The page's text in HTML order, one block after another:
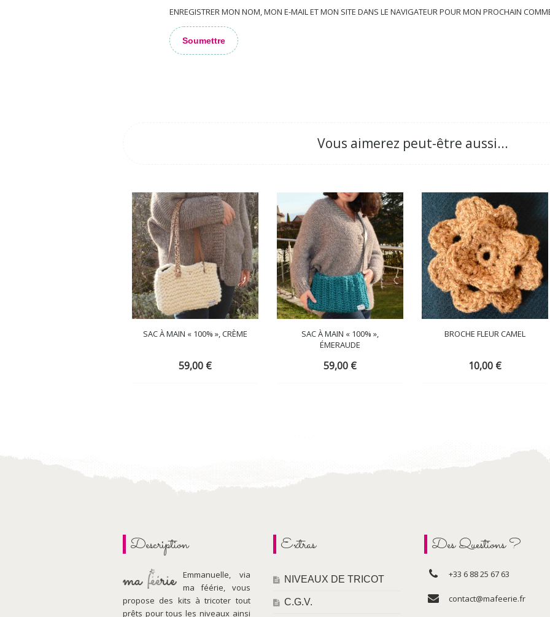
ENREGISTRER MON NOM, MON E-MAIL ET MON SITE DANS LE NAVIGATEUR POUR MON PROCHAIN
Vous aimerez peut-être aussi...
SAC À MAIN « 100% », CRÈME
59,00 €
SAC À MAIN « 100% »,
ÉMERAUDE
59,00 €
BROCHE FLEUR CAMEL
10,00 €
Description
Emmanuelle, via
ma féérie, vous
propose des kits à tricoter tout
prêts pour tous les niveaux ainsi
Extras
NIVEAUX DE TRICOT
C.G.V.
Des Questions ?
+33 6 88 25 67 63
contact@mafeerie.fr